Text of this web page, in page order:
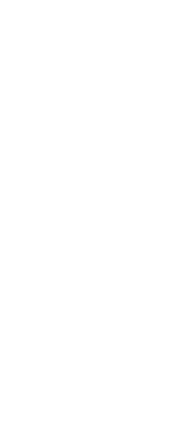
WIR DA
DIESEM
Instagram-
zwei
in Brasilien!
IN
hat ihre
im
namens